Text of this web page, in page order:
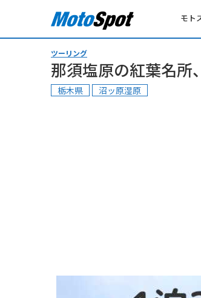
モト
ツーリング
那須塩原の紅葉名所
栃木県 沼ッ原湿原